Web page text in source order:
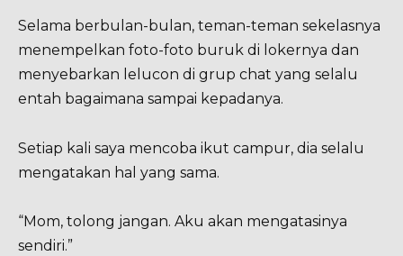
Selama berbulan-bulan, teman-teman sekelasnya
menempelkan foto-foto buruk di lokernya dan
menyebarkan lelucon di grup chat yang selalu
entah bagaimana sampai kepadanya.
Setiap kali saya mencoba ikut campur, dia selalu
mengatakan hal yang sama.
“Mom, tolong jangan. Aku akan mengatasinya
sendiri.”